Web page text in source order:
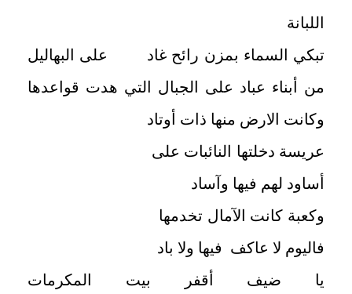
اللبانة
تبكي السماء بمزن رائح غاد على البهاليل
من أبناء عباد على الجبال التي هدت قواعدها
وكانت الارض منها ذات أوتاد
عريسة دخلتها النائبات على
أساود لهم فيها وآساد
وكعبة كانت الآمال تخدمها
فاليوم لا عاكف فيها ولا باد
يا ضيف أقفر بيت المكرمات